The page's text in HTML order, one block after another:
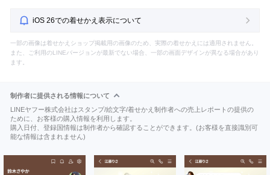
iOS 26での着せかえ表示について
一部の画像は着せかえショップ掲載用の画像のため、実際の着せかえには適用されません。
また、ご利用のLINEバージョンが最新でない場合、一部の画面デザインが異なる場合があり
ます。
制作者に提供される情報について
LINEヤフー株式会社はスタンプ/絵文字/着せかえ制作者への売上レポートの提供の
ために、お客様の購入情報を利用します。
購入日付、登録国情報は制作者から確認することができます。(お客様を直接識別可
能な情報は含まれません)